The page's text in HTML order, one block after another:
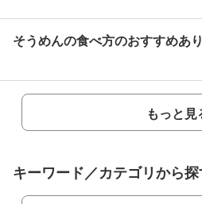
そうめんの食べ方のおすすめあ
もっと見
キーワード／カテゴリから